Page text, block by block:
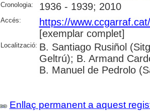
Cronologia:
1936 - 1939; 2010
Accés:
https://
[exemplar complet]
Localització: B. Santiago Rusiñol
Geltrú); B. Armand
B. Manuel de Pedrolo
Enllaç permanent a aquest